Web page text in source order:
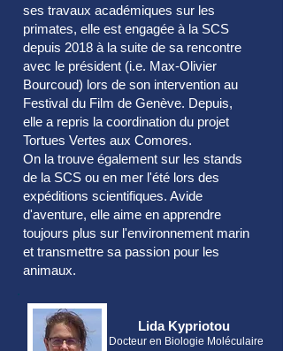
ses travaux académiques sur les
primates, elle est engagée à la SCS
depuis 2018 à la suite de sa rencontre
avec le président (i.e. Max-Olivier
Bourcoud) lors de son intervention au
Festival du Film de Genève. Depuis,
elle a repris la coordination du projet
Tortues Vertes aux Comores.
On la trouve également sur les stands
de la SCS ou en mer l'été lors des
expéditions scientifiques. Avide
d'aventure, elle aime en apprendre
toujours plus sur l'environnement marin
et transmettre sa passion pour les
animaux.
Lida Kypriotou
Docteur en Biologie Moléculaire